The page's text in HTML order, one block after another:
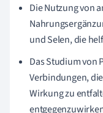
Die Nutzung von
und Selen, die
Das Studium von
Verbindungen,
Wirkung zu